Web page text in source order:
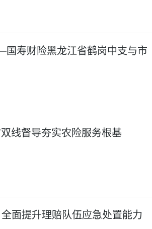
寿财险黑龙江省鹤岗中支与市
线督导夯实农险服务根基
面提升理赔队伍应急处置能力